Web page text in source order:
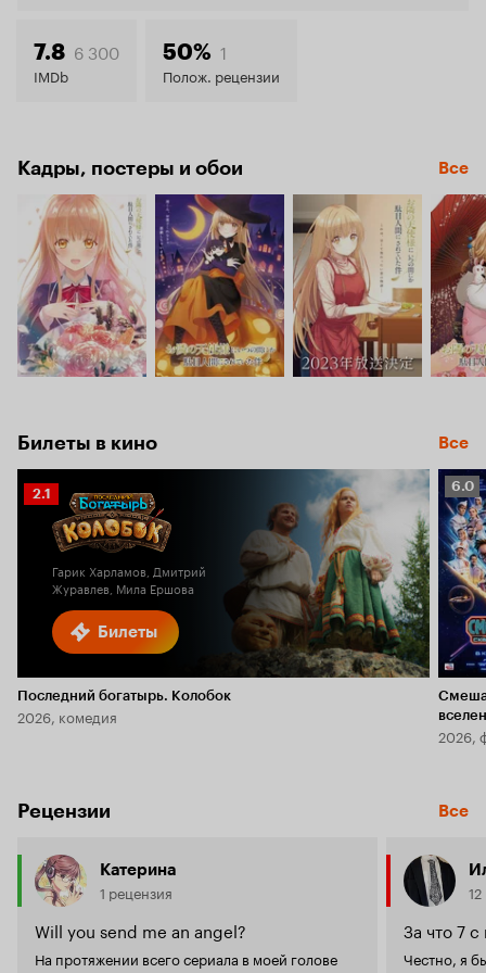
7.5
7.8 6 300
IMDb
50% 1
Полож. рецензии
Кадры, постеры и обои Все
Билеты в кино Все
Билеты
Рейтинг
Кинопоиска
2.1
Гарик Харламов, Дмитрий
Журавлев, Мила Ершова
Последний богатырь. Колобок
2026, комедия
6.0
6.0
2026,
Рецензии Все
Катерина
1 рецензия
Will you send me an angel?
На протяжении всего сериала в моей голове
За что 7
Честно, я